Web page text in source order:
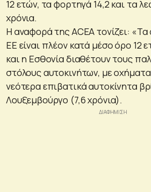
12 ετών, τα φορτηγά 14,2 και τα
χρόνια.
Η αναφορά της ACEA τονίζει:
ΕΕ είναι πλέον κατά μέσο όρο 12
και η Εσθονία διαθέτουν τους
στόλους αυτοκινήτων, με
νεότερα επιβατικά αυτοκίνητα
Λουξεμβούργο (7,6 χρόνια).